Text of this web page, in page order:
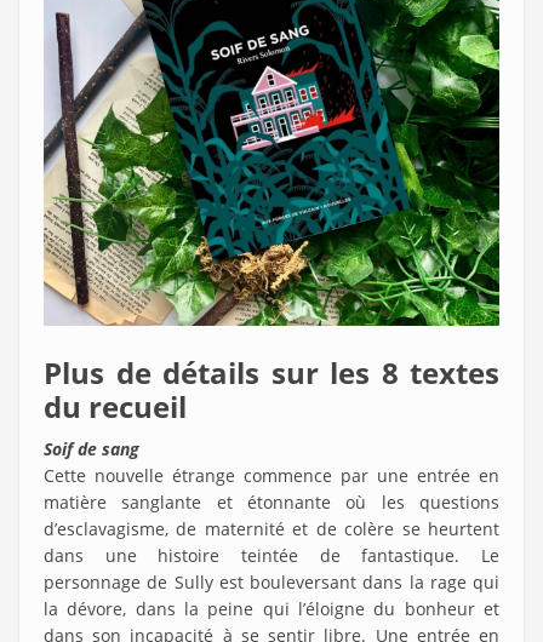
Plus de détails sur les 8 textes
du recueil
Soif de sang
Cette nouvelle étrange commence par une entrée en
matière sanglante et étonnante où les questions
d’esclavagisme, de maternité et de colère se heurtent
dans une histoire teintée de fantastique. Le
personnage de Sully est bouleversant dans la rage qui
la dévore, dans la peine qui l’éloigne du bonheur et
dans son incapacité à se sentir libre. Une entrée en